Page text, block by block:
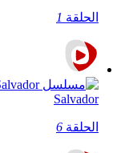
الحلقة 1
Salvador
الحلقة 6